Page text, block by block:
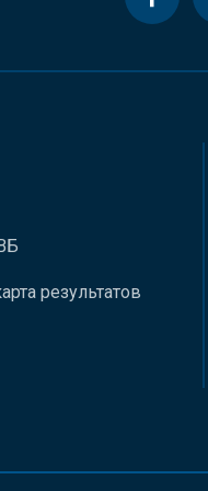
результатов